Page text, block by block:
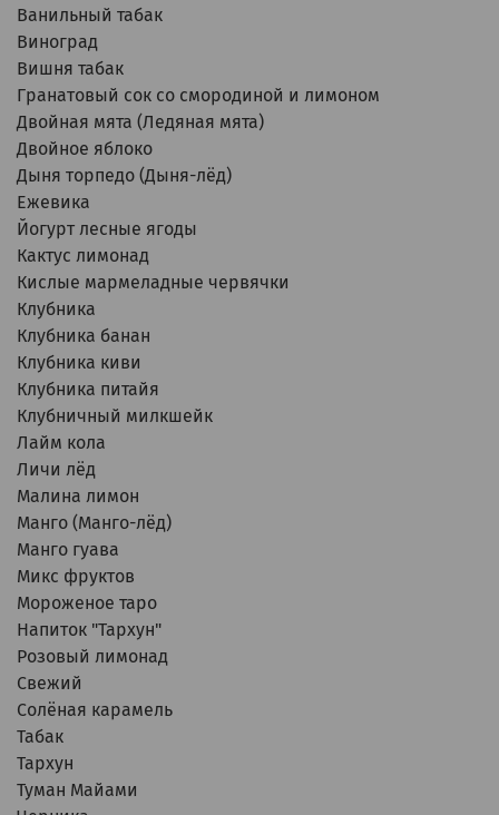
Ванильный табак
Виноград
Вишня табак
Гранатовый сок со смородиной и лимоном
Двойная мята (Ледяная мята)
Двойное яблоко
Дыня торпедо (Дыня-лёд)
Ежевика
Йогурт лесные ягоды
Кактус лимонад
Кислые мармеладные червячки
Клубника
Клубника банан
Клубника киви
Клубника питайя
Клубничный милкшейк
Лайм кола
Личи лёд
Малина лимон
Манго (Манго-лёд)
Манго гуава
Микс фруктов
Мороженое таро
Напиток "Тархун"
Розовый лимонад
Свежий
Солёная карамель
Табак
Тархун
Туман Майами